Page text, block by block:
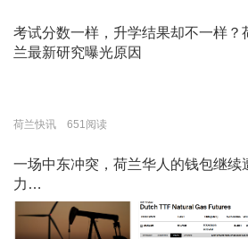
考试分数一样，升学结果却不一样？
兰最新研究曝光原因
荷兰快讯 651阅读
一场中东冲突，荷兰华人的钱包继续
力…